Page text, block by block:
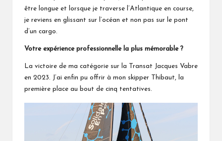
être longue et lorsque je traverse l’Atlantique en course,
je reviens en glissant sur l’océan et non pas sur le pont
d’un cargo.
Votre expérience professionnelle la plus mémorable ?
La victoire de ma catégorie sur la Transat Jacques Vabre
en 2023. J’ai enfin pu offrir à mon skipper Thibaut, la
première place au bout de cinq tentatives.